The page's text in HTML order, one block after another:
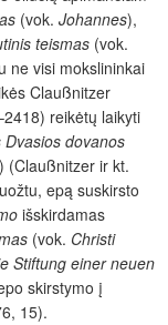
(vok. Johannes),
teismas (vok.
ne visi mokslininkai
Claußnitzer
reikėtų laikyti
dovanos
) (Claußnitzer ir kt.
epą suskirsto
išskirdamas
(vok. Christi
Stiftung einer neuen
skirstymo į
15).